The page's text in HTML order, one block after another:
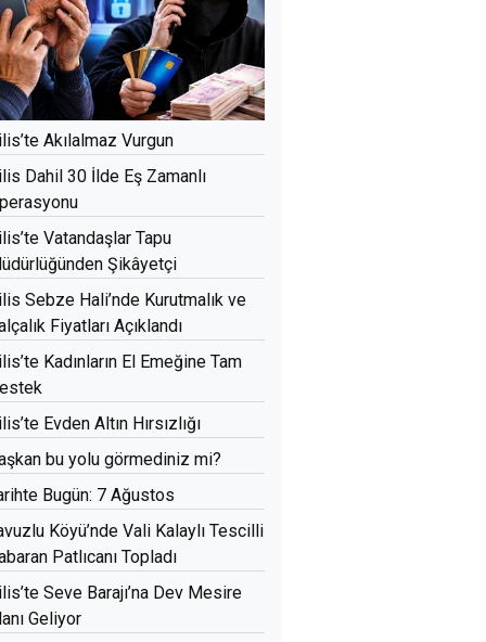
Akılalmaz Vurgun
Dahil 30 İlde Eş Zamanlı
Vatandaşlar Tapu
Şikâyetçi
Sebze Hali’nde Kurutmalık ve
Fiyatları Açıklandı
Kadınların El Emeğine Tam
Evden Altın Hırsızlığı
bu yolu görmediniz mi?
Bugün: 7 Ağustos
Köyü’nde Vali Kalaylı Tescilli
Patlıcanı Topladı
Seve Barajı’na Dev Mesire
Geliyor